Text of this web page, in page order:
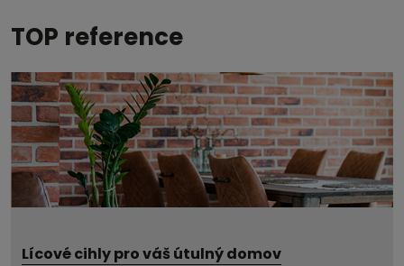
TOP reference
Lícové cihly pro váš útulný domov